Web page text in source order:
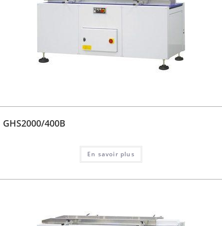
GHS2000/400B
En savoir plus